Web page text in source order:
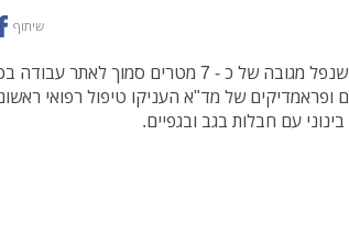
שיתוף
ופראמדיקים של מד"א העניקו טיפול רפואי